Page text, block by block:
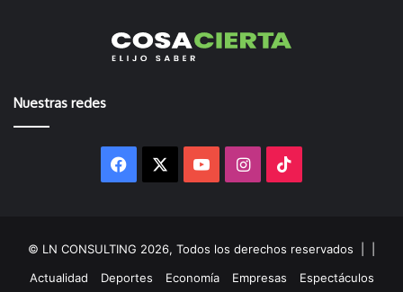
Nuestras redes
Facebook YouTubeInstagram
© LN CONSULTING 2026, Todos los derechos reservados |
Actualidad
Deportes Economía Empresas Espectáculos